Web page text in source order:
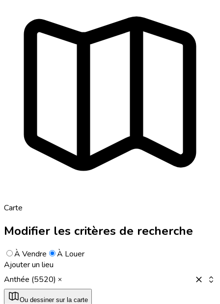
Carte
Modifier les critères de recherche
À Vendre
À Louer
Ajouter un lieu
Anthée (5520)
Ou dessiner sur la carte